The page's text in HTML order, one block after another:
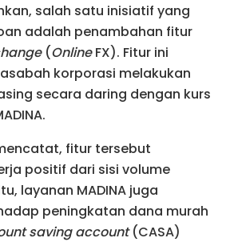
salah satu inisiatif yang
adalah penambahan fitur
(OnlineFX). Fitur ini
korporasi melakukan
secara daring dengan kurs
fitur tersebut
positif dari sisi volume
layanan MADINA juga
peningkatan dana murah
saving account(CASA)